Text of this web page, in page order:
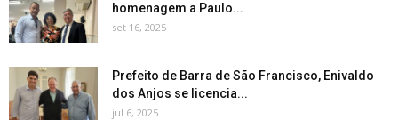
homenagem a Paulo...
set 16, 2025
Prefeito de Barra de São Francisco, Enivaldo
dos Anjos se licencia...
jul 6, 2025